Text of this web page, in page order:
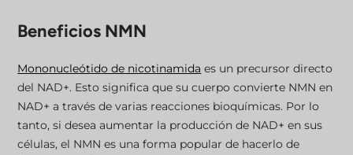
Beneficios NMN
Mononucleótido de nicotinamida es un precursor directo
del NAD+. Esto significa que su cuerpo convierte NMN en
NAD+ a través de varias reacciones bioquímicas. Por lo
tanto, si desea aumentar la producción de NAD+ en sus
células, el NMN es una forma popular de hacerlo de